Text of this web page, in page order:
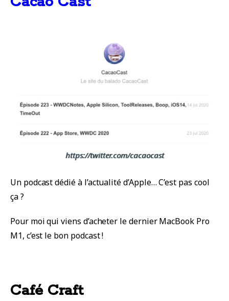
https://twitter.com/cacaocast
Un podcast dédié à l’actualité d’Apple… C’est pas cool
ça ?
Pour moi qui viens d’acheter le dernier MacBook Pro
M1, c’est le bon podcast !
Café Craft